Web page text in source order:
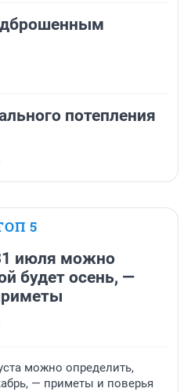
потепления
5
июля можно
будет осень, —
можно определить,
— приметы и поверья